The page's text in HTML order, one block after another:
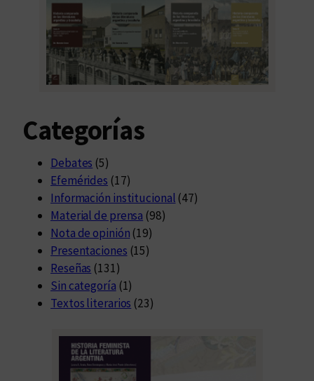
Categorías
Debates (5)
Efemérides (17)
Información institucional (47)
Material de prensa (98)
Nota de opinión (19)
Presentaciones (15)
Reseñas (131)
Sin categoría (1)
Textos literarios (23)